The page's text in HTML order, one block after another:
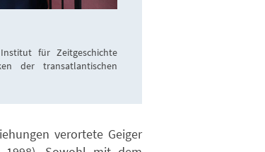
für Zeitgeschichte
der transatlantischen
verortete Geiger